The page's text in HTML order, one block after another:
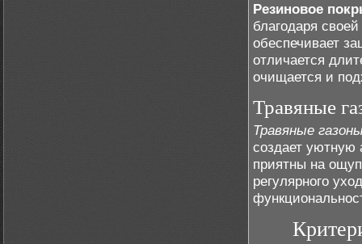
Резиновое
благодаря
обеспечивает
отличается
очищается и
Травяные
Травяные
создает уютную
приятны на
регулярного